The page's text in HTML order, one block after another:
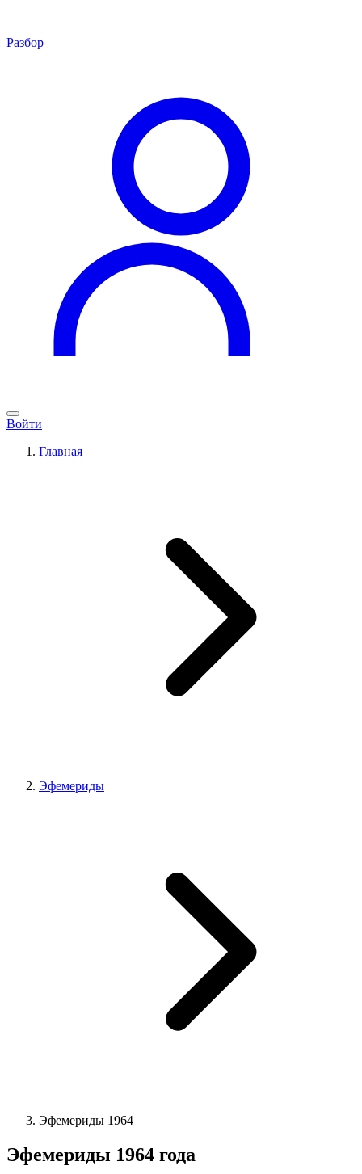
Разбор
Войти
Главная
Эфемериды
Эфемериды 1964
Эфемериды 1964 года